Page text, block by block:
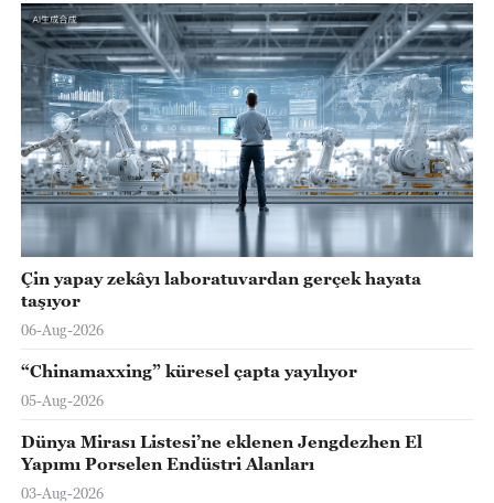
Çin yapay zekâyı laboratuvardan gerçek hayata
taşıyor
06-Aug-2026
“Chinamaxxing” küresel çapta yayılıyor
05-Aug-2026
Dünya Mirası Listesi’ne eklenen Jengdezhen El
Yapımı Porselen Endüstri Alanları
03-Aug-2026